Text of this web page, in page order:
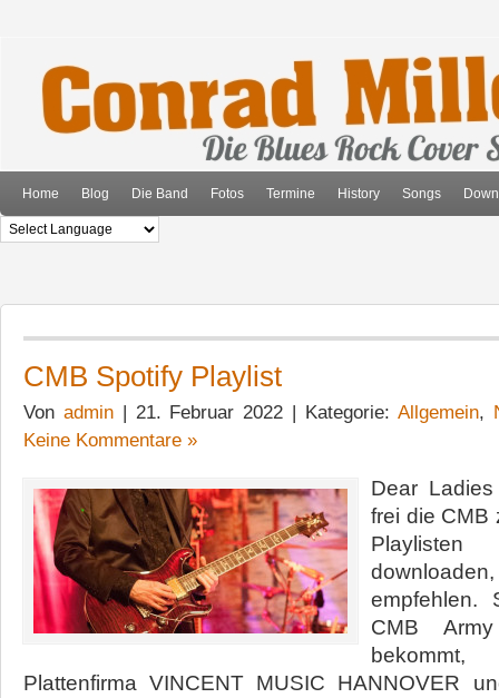
Home Blog Die Band Fotos Termine History Songs
CMB Spotify Playlist
Von admin| 21. Februar 2022 | Kategorie: Allgemein,
Keine Kommentare »
Dear
frei die CMB
empfehlen.
CMB
bekommt,
Plattenfirma VINCENT MUSIC HANNOVER